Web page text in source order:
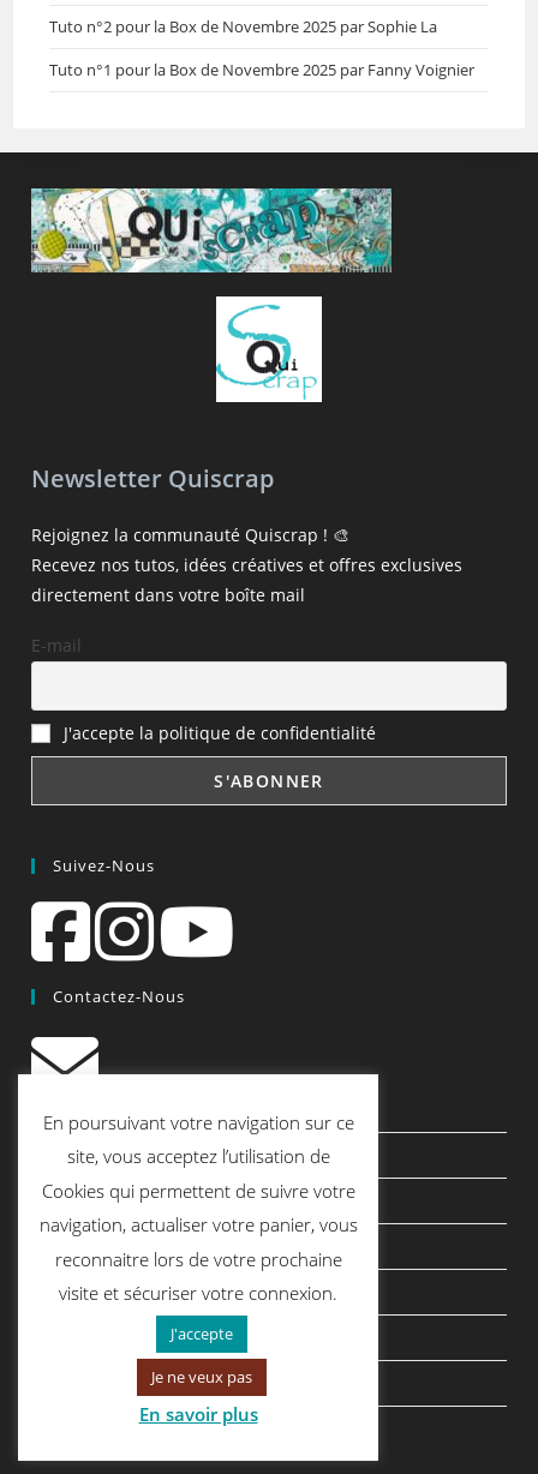
Tuto n°2 pour la Box de Novembre 2025 par Sophie La
Tuto n°1 pour la Box de Novembre 2025 par Fanny Voignier
Newsletter Quiscrap
Rejoignez la communauté Quiscrap ! 🎨
Recevez nos tutos, idées créatives et offres exclusives
directement dans votre boîte mail
E-mail
J'accepte la politique de confidentialité
Suivez-Nous
Contactez-Nous
contact@quiscrap.fr
Les Fiches Techniques et les Tutos
Le Blog
Conditions générales de vente
Mentions légales
Politique de confidentialité
politique de cookies
En poursuivant votre navigation sur ce
site, vous acceptez l’utilisation de
Cookies qui permettent de suivre votre
navigation, actualiser votre panier, vous
reconnaitre lors de votre prochaine
visite et sécuriser votre connexion.
J'accepte
Je ne veux pas
En savoir plus